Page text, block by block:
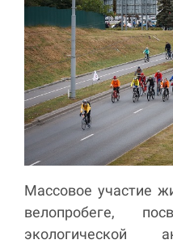
Массовое участие
велопробеге,